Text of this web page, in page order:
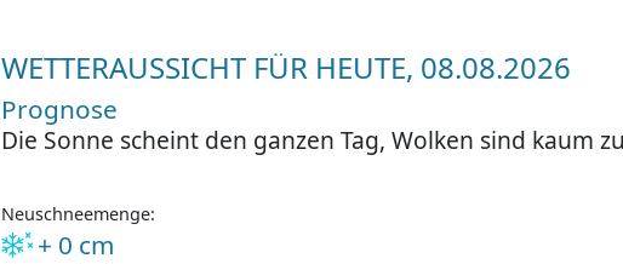
WETTERAUSSICHT FÜR HEUTE, 08.08.2026
Prognose
Die Sonne scheint den ganzen Tag, Wolken sind kaum
Neuschneemenge:
+ 0 cm